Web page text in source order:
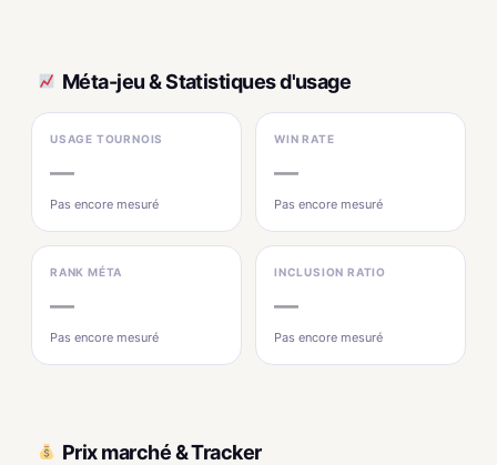
Méta-jeu & Statistiques d'usage
USAGE TOURNOIS
—
Pas encore mesuré
WIN RATE
—
Pas encore mesuré
RANK MÉTA
—
Pas encore mesuré
INCLUSION RATIO
—
Pas encore mesuré
Prix marché & Tracker